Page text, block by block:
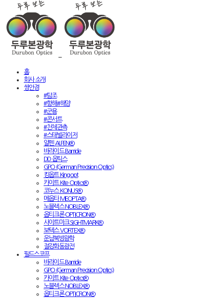
홈
회사 소개
쌍안경
#탐조
#항해#해양
#군용
#콘서트
#천체관측
#스태빌라이저
알펜 ALPEN®
바라이드 Barride
DD 옵틱스
GPO (German Precision Optics)
킹옵트 Kingopt
카이트 Kite Optics®
코누스 KONUS®
메옵타 MEOPTA®
노블렉스 NOBLEX®
옵티크론 OPTICRON®
사이트마크 SIGHTMARK®
보텍스 VORTEX®
운남북방광학
절강화동광전
필드스코프
바라이드 Barride
GPO (German Precision Optics)
카이트 Kite Optics®
노블렉스 NOBLEX®
옵티크론 OPTICRON®